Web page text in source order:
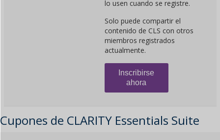
lo usen cuando se registre.
Solo puede compartir el
contenido de CLS con otros
miembros registrados
actualmente.
Inscribirse
ahora
Cupones de CLARITY Essentials Suite